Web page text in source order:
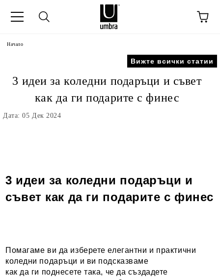
Начало
Вижте всички статии
3 идеи за коледни подаръци и съвет
как да ги подарите с финес
Дата: 05 Дек 2024
3 идеи за коледни подаръци и
съвет как да ги подарите с финес
Помагаме ви да изберете елегантни и практични
коледни подаръци и ви подсказваме
как да ги поднесете така, че да създадете